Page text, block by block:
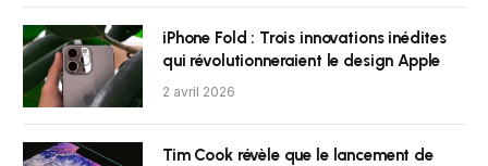
iPhone Fold : Trois innovations inédites
qui révolutionneraient le design Apple
2 avril 2026
Tim Cook révèle que le lancement de